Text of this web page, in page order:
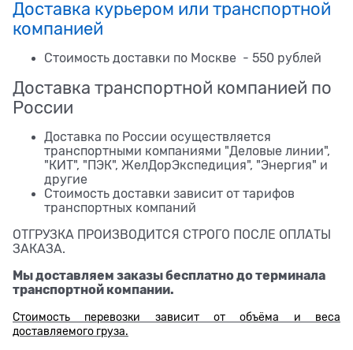
Доставка курьером или транспортной
компанией
Стоимость доставки по Москве - 550 рублей
Доставка транспортной компанией по
России
Доставка по России осуществляется
транспортными компаниями "Деловые линии",
"КИТ", "ПЭК", ЖелДорЭкспедиция", "Энергия" и
другие
Стоимость доставки зависит от тарифов
транспортных компаний
ОТГРУЗКА ПРОИЗВОДИТСЯ СТРОГО ПОСЛЕ ОПЛАТЫ
ЗАКАЗА.
Мы доставляем заказы бесплатно до терминала
транспортной компании.
Стоимость перевозки зависит от объёма и веса
доставляемого груза.